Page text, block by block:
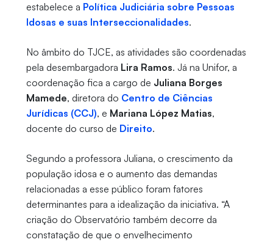
estabelece a Política Judiciária sobre Pessoas
Idosas e suas Interseccionalidades.
No âmbito do TJCE, as atividades são coordenadas
pela desembargadora Lira Ramos. Já na Unifor, a
coordenação fica a cargo de Juliana Borges
Mamede, diretora do Centro de Ciências
Jurídicas (CCJ), e Mariana López Matias,
docente do curso de Direito.
Segundo a professora Juliana, o crescimento da
população idosa e o aumento das demandas
relacionadas a esse público foram fatores
determinantes para a idealização da iniciativa. “A
criação do Observatório também decorre da
constatação de que o envelhecimento